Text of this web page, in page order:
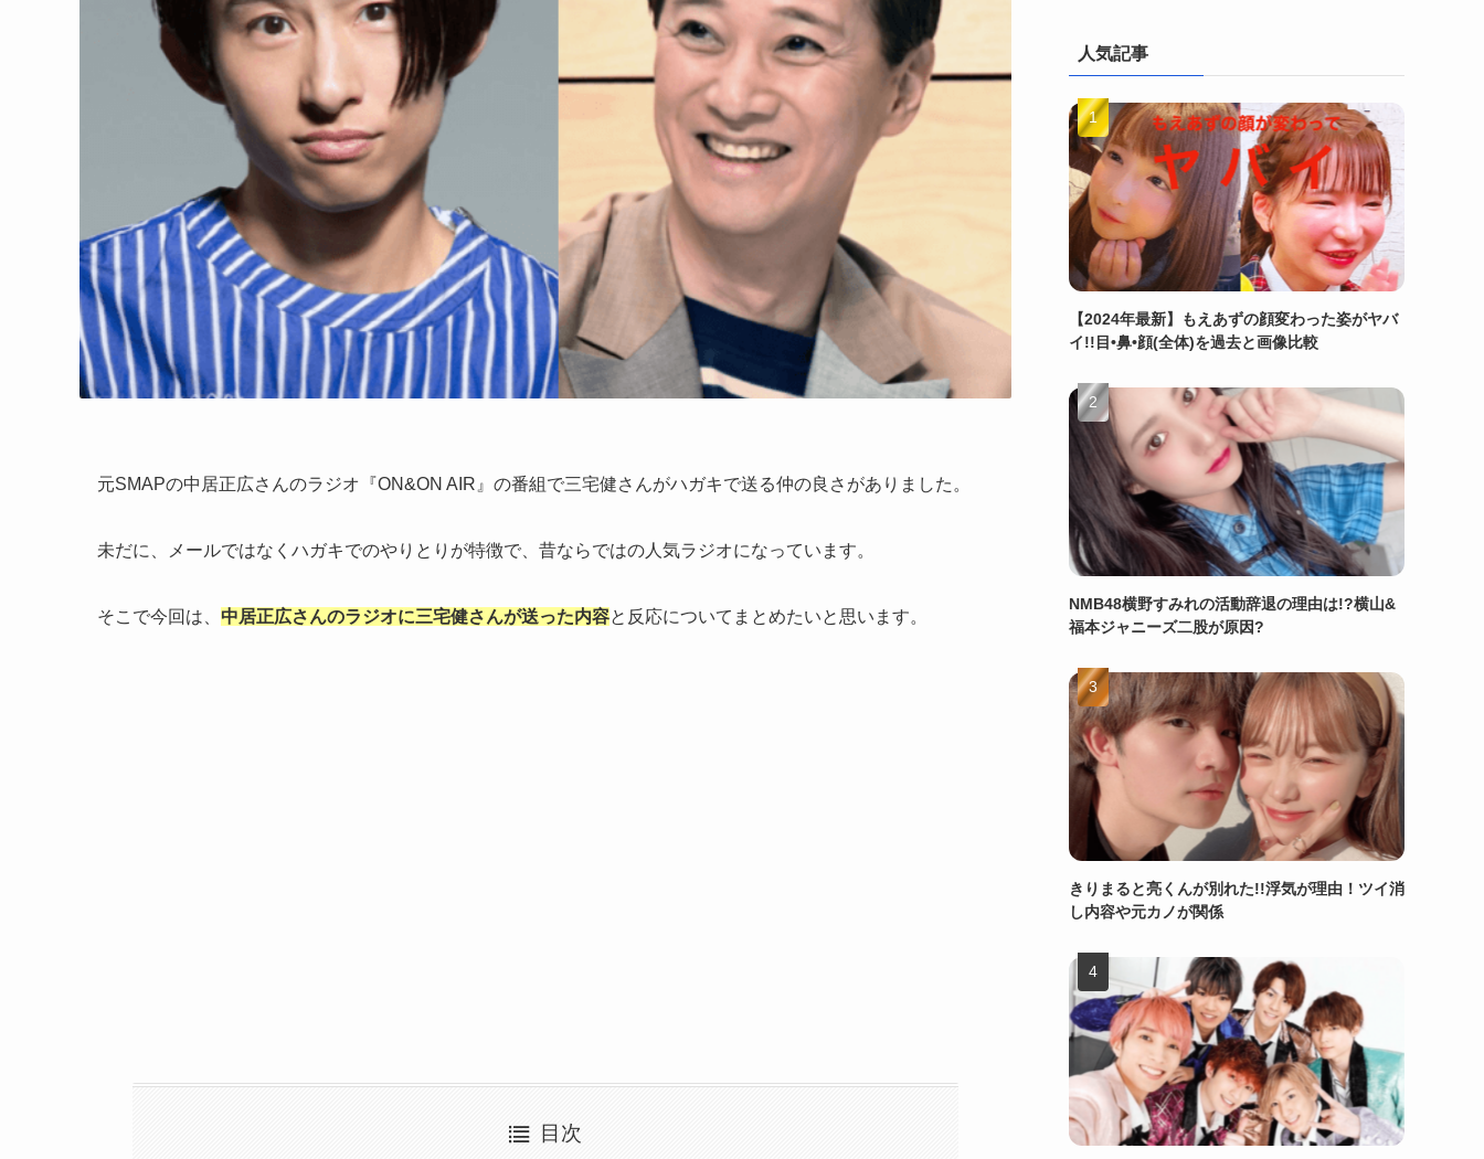
元SMAPの中居正広さんのラジオ『ON&ON AIR』の番組で三宅健さんがハガキで送る仲の良さがありました。
未だに、メールではなくハガキでのやりとりが特徴で、昔ならではの人気ラジオになっています。
そこで今回は、 中居正広さんのラジオに三宅健さんが送った内容と反応についてまとめたいと思います。
目次
人気記事
【2024年最新】もえあずの顔変わった姿がヤバ
イ!!目•鼻•顔(全体)を過去と画像比較
NMB48横野すみれの活動辞退の理由は!?横山&
福本ジャニーズ二股が原因?
きりまると亮くんが別れた!!浮気が理由！ツイ消
し内容や元カノが関係